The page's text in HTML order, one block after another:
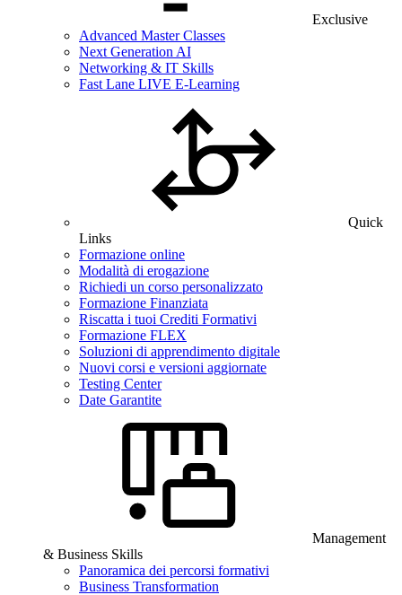
Exclusive
Advanced Master Classes
Next Generation AI
Networking & IT Skills
Fast Lane LIVE E-Learning
Quick
Links
Formazione online
Modalità di erogazione
Richiedi un corso personalizzato
Formazione Finanziata
Riscatta i tuoi Crediti Formativi
Formazione FLEX
Soluzioni di apprendimento digitale
Nuovi corsi e versioni aggiornate
Testing Center
Date Garantite
Management
& Business Skills
Panoramica dei percorsi formativi
Business Transformation